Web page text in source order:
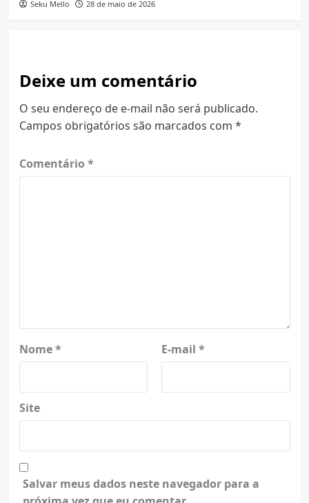
Seku Mello 28 de maio de 2026
Deixe um comentário
O seu endereço de e-mail não será publicado.
Campos obrigatórios são marcados com *
Comentário *
Nome* E-mail *
Site
Salvar meus dados neste navegador para a